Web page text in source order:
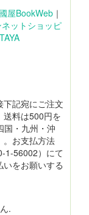
屋BookWeb ｜
ットショッピ
記宛にご注文
送料は500円を
国・九州・沖
。お支払方法
1-56002）にて
をお願いする
.